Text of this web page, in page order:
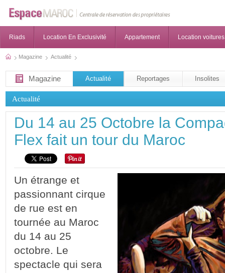
Riads Location En Exclusivité Appartement Location voitures
Magazine Actualité
Magazine Actualité Reportages Insolites
Actualité
Du 14 au 25 Octobre la
Flex fait un tour du Maroc
Un étrange et
passionnant cirque
de rue est en
tournée au Maroc
du 14 au 25
octobre. Le
spectacle qui sera